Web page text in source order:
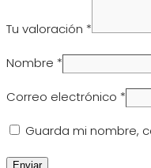
Tu valoración *
Nombre *
Correo electrónico *
Guarda mi nombre,